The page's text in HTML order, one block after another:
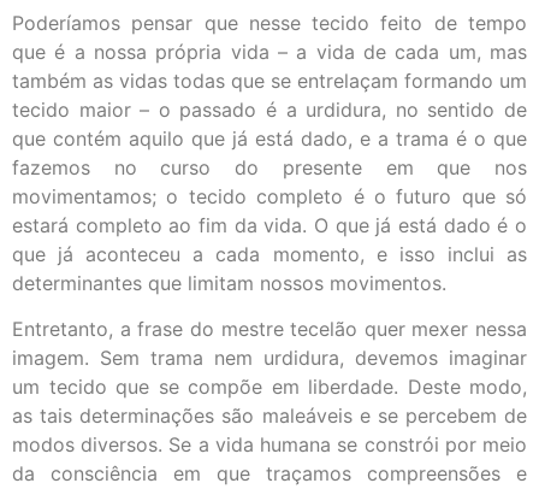
Poderíamos pensar que nesse tecido feito de tempo
que é a nossa própria vida – a vida de cada um, mas
também as vidas todas que se entrelaçam formando um
tecido maior – o passado é a urdidura, no sentido de
que contém aquilo que já está dado, e a trama é o que
fazemos no curso do presente em que nos
movimentamos; o tecido completo é o futuro que só
estará completo ao fim da vida. O que já está dado é o
que já aconteceu a cada momento, e isso inclui as
determinantes que limitam nossos movimentos.
Entretanto, a frase do mestre tecelão quer mexer nessa
imagem. Sem trama nem urdidura, devemos imaginar
um tecido que se compõe em liberdade. Deste modo,
as tais determinações são maleáveis e se percebem de
modos diversos. Se a vida humana se constrói por meio
da consciência em que traçamos compreensões e